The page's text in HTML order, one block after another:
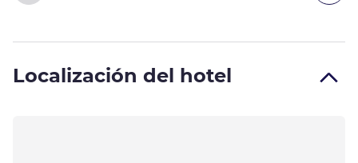
Localización del hotel